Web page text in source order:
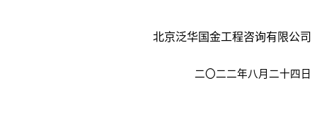
北京泛华国金工程咨询有限公司
二〇二 二年八月二十四 日